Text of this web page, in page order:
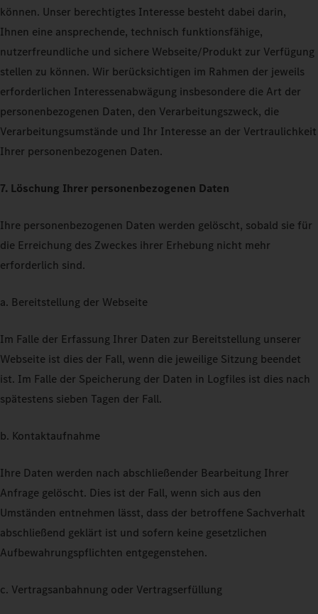
können. Unser berechtigtes Interesse besteht dabei darin,
Ihnen eine ansprechende, technisch funktionsfähige,
nutzerfreundliche und sichere Webseite/Produkt zur Verfügung
stellen zu können. Wir berücksichtigen im Rahmen der jeweils
erforderlichen Interessenabwägung insbesondere die Art der
personenbezogenen Daten, den Verarbeitungszweck, die
Verarbeitungsumstände und Ihr Interesse an der Vertraulichkeit
Ihrer personenbezogenen Daten.
7. Löschung Ihrer personenbezogenen Daten
Ihre personenbezogenen Daten werden gelöscht, sobald sie für
die Erreichung des Zweckes ihrer Erhebung nicht mehr
erforderlich sind.
a. Bereitstellung der Webseite
Im Falle der Erfassung Ihrer Daten zur Bereitstellung unserer
Webseite ist dies der Fall, wenn die jeweilige Sitzung beendet
ist. Im Falle der Speicherung der Daten in Logfiles ist dies nach
spätestens sieben Tagen der Fall.
b. Kontaktaufnahme
Ihre Daten werden nach abschließender Bearbeitung Ihrer
Anfrage gelöscht. Dies ist der Fall, wenn sich aus den
Umständen entnehmen lässt, dass der betroffene Sachverhalt
abschließend geklärt ist und sofern keine gesetzlichen
Aufbewahrungspflichten entgegenstehen.
c. Vertragsanbahnung oder Vertragserfüllung